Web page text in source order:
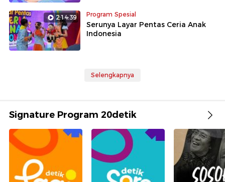
2:14:39 Program Spesial
Serunya Layar Pentas Ceria Anak
Indonesia
Selengkapnya
Signature Program 20detik